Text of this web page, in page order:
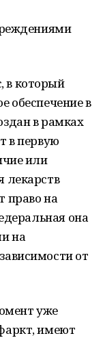
в который
обеспечение в
в рамках
в первую
или
лекарств
право на
она
на
от
уже
имеют